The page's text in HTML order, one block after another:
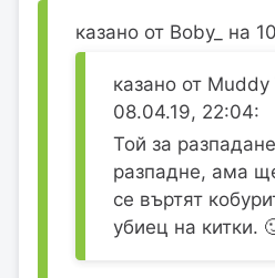
казано от Boby_ на
казано от
08.04.19, 22:04:
Той за
разпадне, ама
се въртят
убиец на китки.